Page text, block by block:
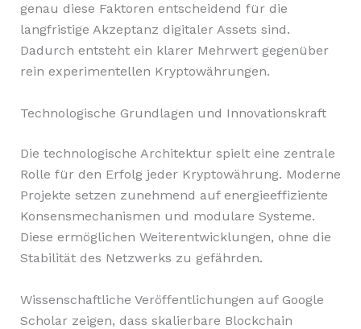
genau diese Faktoren entscheidend für die
langfristige Akzeptanz digitaler Assets sind.
Dadurch entsteht ein klarer Mehrwert gegenüber
rein experimentellen Kryptowährungen.
Technologische Grundlagen und Innovationskraft
Die technologische Architektur spielt eine zentrale
Rolle für den Erfolg jeder Kryptowährung. Moderne
Projekte setzen zunehmend auf energieeffiziente
Konsensmechanismen und modulare Systeme.
Diese ermöglichen Weiterentwicklungen, ohne die
Stabilität des Netzwerks zu gefährden.
Wissenschaftliche Veröffentlichungen auf Google
Scholar zeigen, dass skalierbare Blockchain